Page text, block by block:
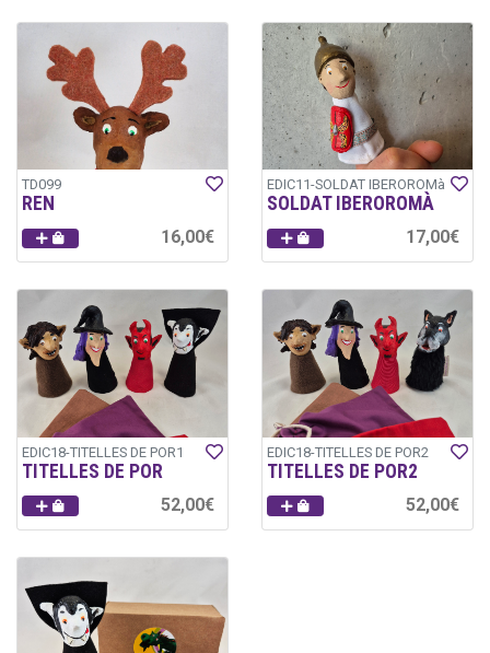
TD099
REN
16,00€
EDIC11-SOLDAT IBEROROMà
SOLDAT IBEROROMÀ
17,00€
EDIC18-TITELLES DE POR1
TITELLES DE POR
52,00€
EDIC18-TITELLES DE POR2
TITELLES DE POR2
52,00€